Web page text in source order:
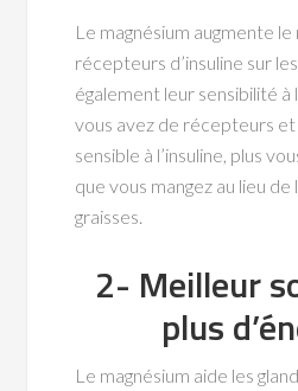
Le magnésium augmente
récepteurs d’insuline sur
également leur sensibilité à
vous avez de récepteurs
sensible à l’insuline, plus
que vous mangez au lieu
graisses.
2- Meilleur
plus
Le magnésium aide les